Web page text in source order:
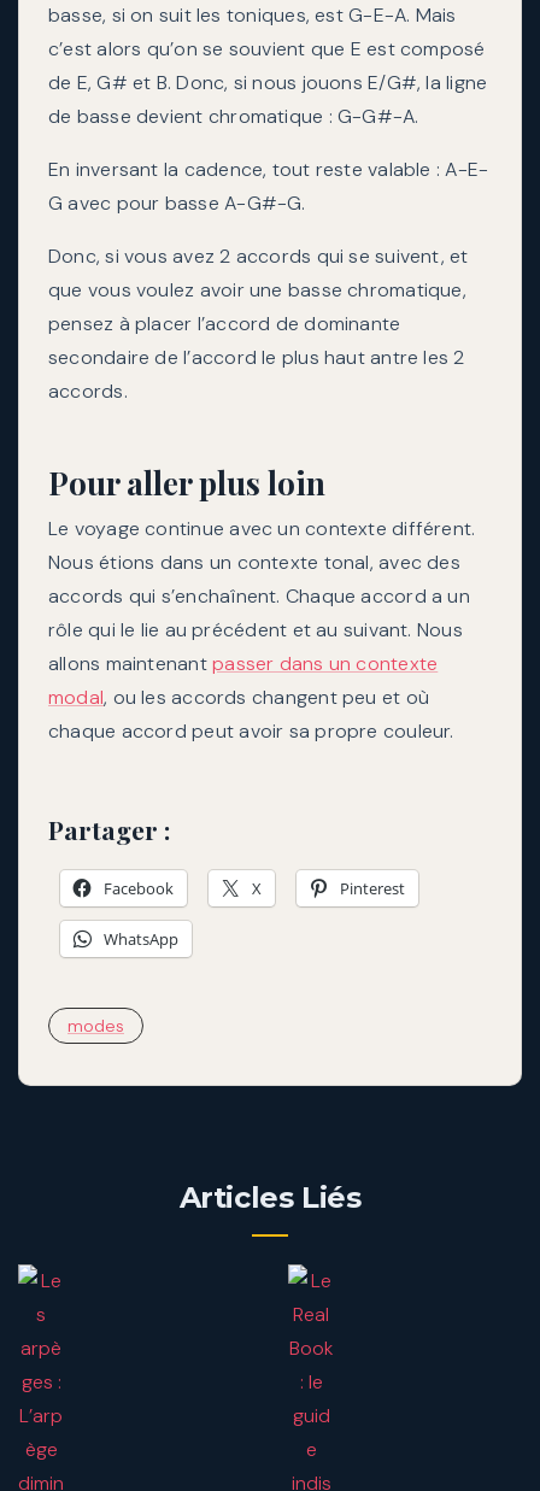
basse, si on suit les toniques, est G-E-A. Mais
c’est alors qu’on se souvient que E est composé
de E, G# et B. Donc, si nous jouons E/G#, la ligne
de basse devient chromatique : G-G#-A.
En inversant la cadence, tout reste valable : A-E-
G avec pour basse A-G#-G.
Donc, si vous avez 2 accords qui se suivent, et
que vous voulez avoir une basse chromatique,
pensez à placer l’accord de dominante
secondaire de l’accord le plus haut antre les 2
accords.
Pour aller plus loin
Le voyage continue avec un contexte différent.
Nous étions dans un contexte tonal, avec des
accords qui s’enchaînent. Chaque accord a un
rôle qui le lie au précédent et au suivant. Nous
allons maintenantpasser dans un contexte
modal, ou les accords changent peu et où
chaque accord peut avoir sa propre couleur.
Partager :
Facebook X Pinterest
WhatsApp
modes
Articles Liés